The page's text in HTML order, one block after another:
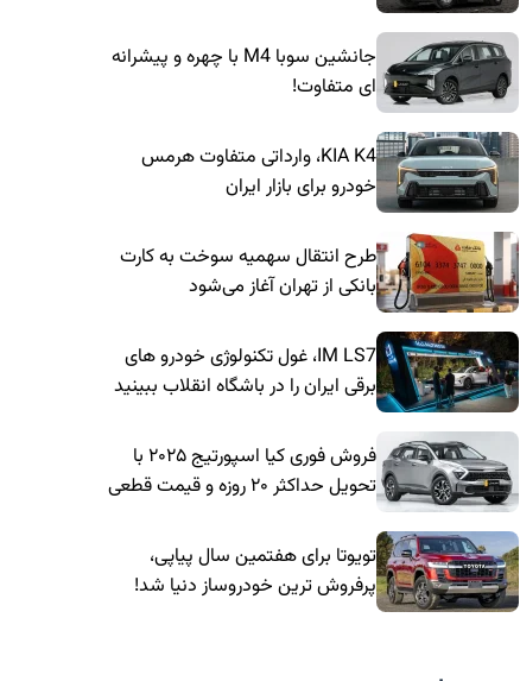
جانشین سوبا M4 با چهره و پیشرانه
ای متفاوت!
KIA K4، وارداتی متفاوت هرمس
خودرو برای بازار ایران
طرح انتقال سهمیه سوخت به کارت
بانکی از تهران آغاز می‌شود
IM LS7، غول تکنولوژی خودرو های
برقی ایران را در باشگاه انقلاب ببینید
فروش فوری کیا اسپورتیج ۲۰۲۵ با
تحویل حداکثر ۲۰ روزه و قیمت قطعی
تویوتا برای هفتمین سال پیاپی،
پرفروش ترین خودروساز دنیا شد!